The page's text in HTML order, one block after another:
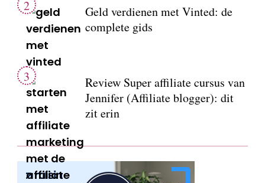
Geld verdienen met Vinted: de
complete gids
Review Super affiliate cursus van
Jennifer (Affiliate blogger): dit
zit erin